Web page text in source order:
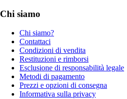
Chi siamo
Chi siamo?
Contattaci
Condizioni di vendita
Restituzioni e rimborsi
Esclusione di responsabilità legale
Metodi di pagamento
Prezzi e opzioni di consegna
Informativa sulla privacy